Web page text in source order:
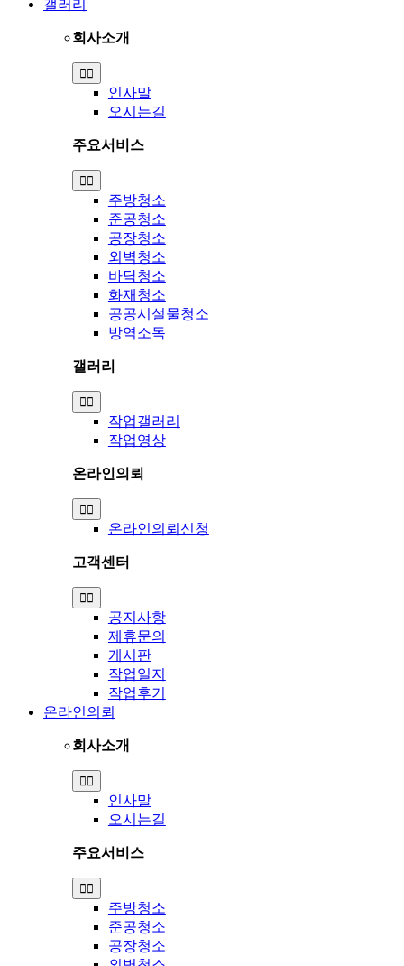
갤러리
회사소개
Toggle
Navigation
인사말
오시는길
주요서비스
Toggle
Navigation
주방청소
준공청소
공장청소
외벽청소
바닥청소
화재청소
공공시설물청소
방역소독
갤러리
Toggle
Navigation
작업갤러리
작업영상
온라인의뢰
Toggle
Navigation
온라인의뢰신청
고객센터
Toggle
Navigation
공지사항
제휴문의
게시판
작업일지
작업후기
온라인의뢰
회사소개
Toggle
Navigation
인사말
오시는길
주요서비스
Toggle
Navigation
주방청소
준공청소
공장청소